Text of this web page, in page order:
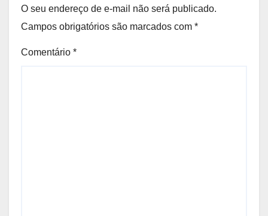
O seu endereço de e-mail não será publicado.
Campos obrigatórios são marcados com *
Comentário *